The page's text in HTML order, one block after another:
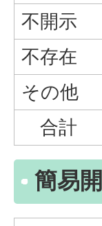
不開示
不存在
その他
合計
簡易